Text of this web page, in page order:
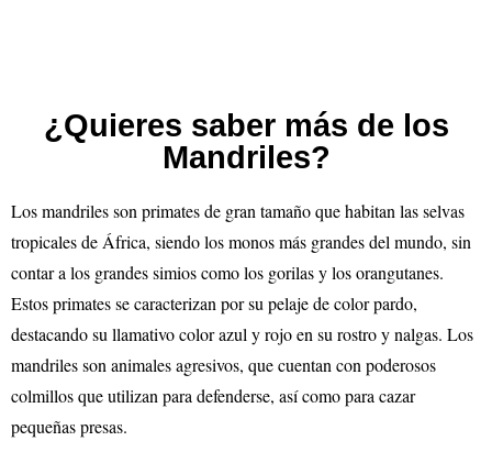
¿Quieres saber más de los
Mandriles?
Los mandriles son primates de gran tamaño que habitan las selvas
tropicales de África, siendo los monos más grandes del mundo, sin
contar a los grandes simios como los gorilas y los orangutanes.
Estos primates se caracterizan por su pelaje de color pardo,
destacando su llamativo color azul y rojo en su rostro y nalgas. Los
mandriles son animales agresivos, que cuentan con poderosos
colmillos que utilizan para defenderse, así como para cazar
pequeñas presas.